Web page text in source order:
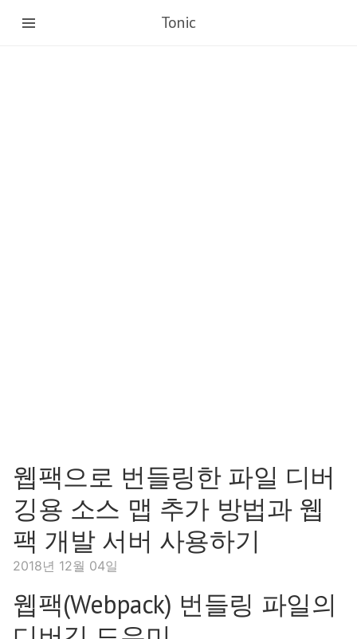
Tonic
웹팩으로 번들링한 파일 디버
깅용 소스 맵 추가 방법과 웹
팩 개발 서버 사용하기
2018년 12월 04일
웹팩(Webpack) 번들링 파일의